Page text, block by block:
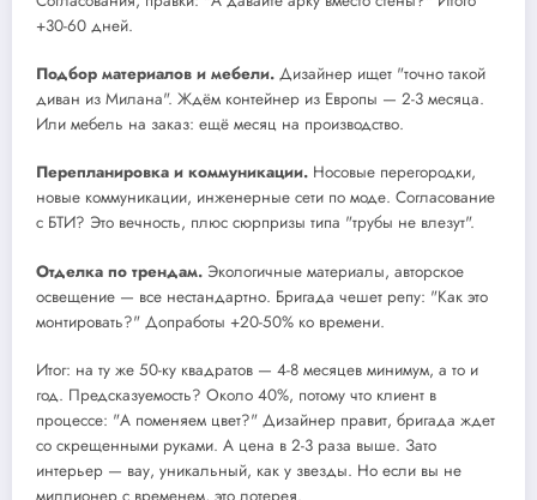
+30-60 дней.
Подбор материалов и мебели. Дизайнер ищет "точно такой
диван из Милана". Ждём контейнер из Европы — 2-3 месяца.
Или мебель на заказ: ещё месяц на производство.
Перепланировка и коммуникации. Носовые перегородки,
новые коммуникации, инженерные сети по моде. Согласование
с БТИ? Это вечность, плюс сюрпризы типа "трубы не влезут".
Отделка по трендам. Экологичные материалы, авторское
освещение — все нестандартно. Бригада чешет репу: "Как это
монтировать?" Допработы +20-50% ко времени.
Итог: на ту же 50-ку квадратов — 4-8 месяцев минимум, а то и
год. Предсказуемость? Около 40%, потому что клиент в
процессе: "А поменяем цвет?" Дизайнер правит, бригада ждет
со скрещенными руками. А цена в 2-3 раза выше. Зато
интерьер — вау, уникальный, как у звезды. Но если вы не